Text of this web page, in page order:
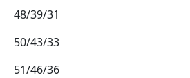
48/39/31
50/43/33
51/46/36